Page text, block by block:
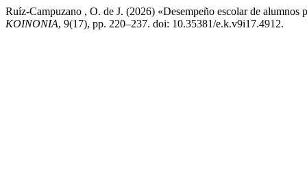
Ruíz-Campuzano , O. de J. (2026) «Desempeño escolar de
KOINONIA, 9(17), pp. 220–237. doi: 10.35381/e.k.v9i17.4912.